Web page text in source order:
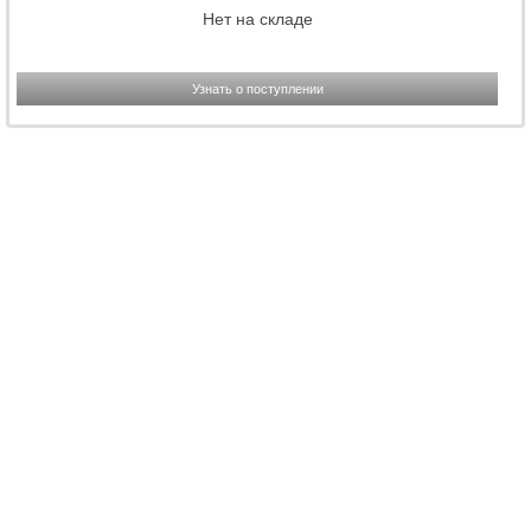
Нет на складе
Узнать о поступлении